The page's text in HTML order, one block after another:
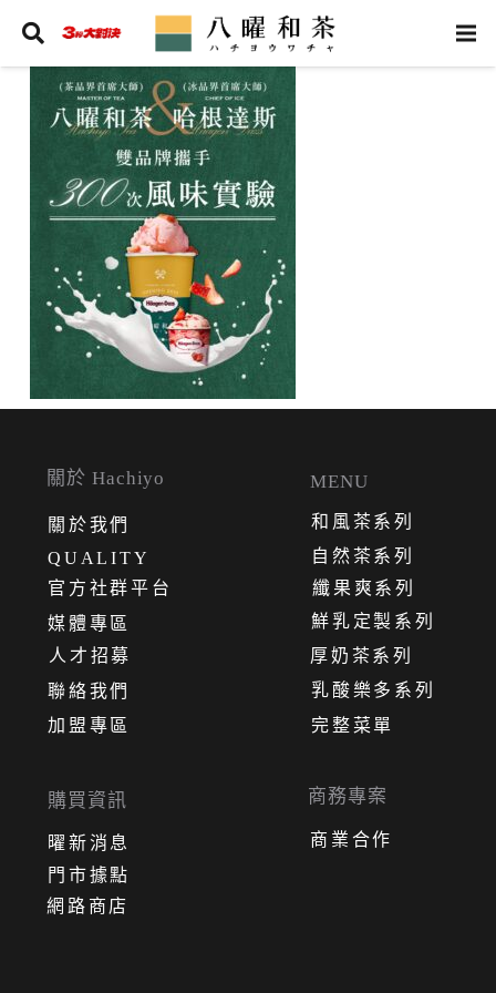
人才招募
關於 Hachiyo
關 於我們
QUALITY
官方社群平台
媒體專區
網路商店
門市據點
曜新消息
購買資訊
聯絡我們
加盟專區
商務專案
商業合作
乳酸樂多系列
厚奶茶系列
鮮乳定製系列
纖果爽系列
自然茶系列
和風茶系列
MENU
完整菜單